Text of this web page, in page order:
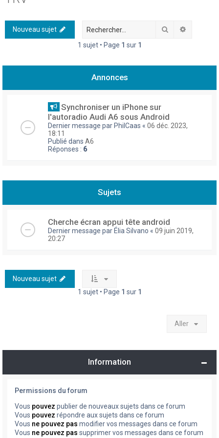
h
r
Nouveau sujet Rechercher
1 sujet • Page 1 sur 1
Annonces
Synchroniser un iPhone sur
l'autoradio Audi A6 sous Android
Dernier message par PhilCaas « 06 déc. 2023,
18:11
Publié dans A6
Réponses : 6
Sujets
Cherche écran appui tête android
Dernier message par Élia Silvano « 09 juin 2019,
20:27
Nouveau sujet
1 sujet • Page 1 sur 1
Aller
Information
Permissions du forum
Vous pouvez publier de nouveaux sujets dans ce forum
Vous pouvez répondre aux sujets dans ce forum
Vous ne pouvez pas modifier vos messages dans ce forum
Vous ne pouvez pas supprimer vos messages dans ce forum